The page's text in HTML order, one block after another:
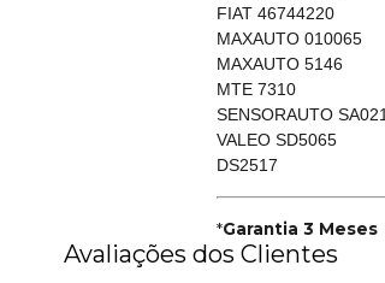
FIAT 46744220
MAXAUTO 010065
MAXAUTO 5146
MTE 7310
SENSORAUTO SA021
VALEO SD5065
DS2517
*Garantia 3 Meses
Avaliações dos Clientes